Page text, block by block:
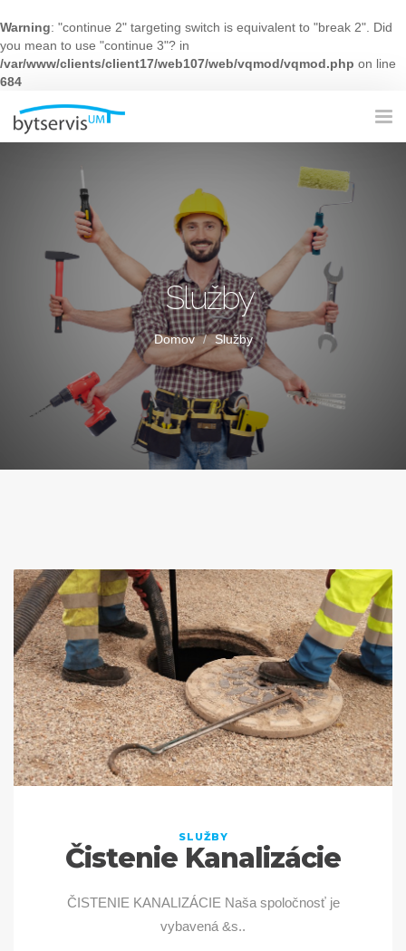
Warning: "continue 2" targeting switch is equivalent to "break 2". Did
you mean to use "continue 3"? in
/var/www/clients/client17/web107/web/vqmod/vqmod.php on line
684
Služby
Domov Služby
SLUŽBY
Čistenie Kanalizácie
ČISTENIE KANALIZÁCIE Naša spoločnosť je
vybavená &s..